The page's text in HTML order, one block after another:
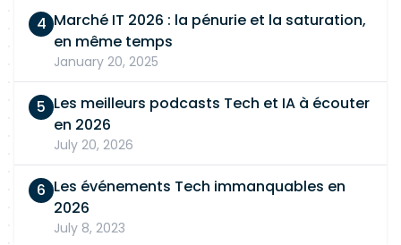
Marché IT 2026 : la pénurie et la saturation,
en même temps
January 20, 2025
Les meilleurs podcasts Tech et IA à écouter
en 2026
July 20, 2026
Les événements Tech immanquables en
2026
July 8, 2023